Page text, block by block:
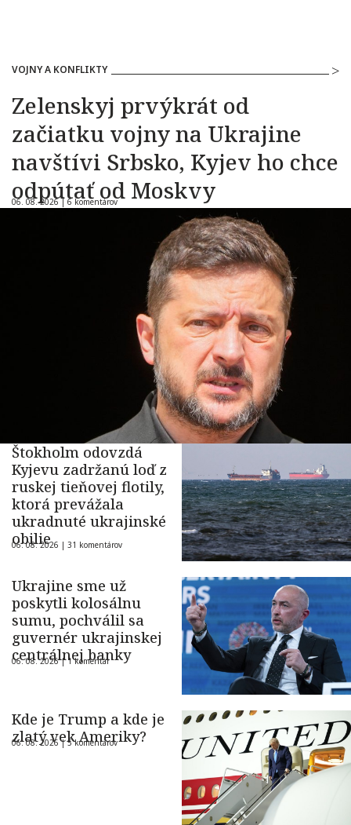
VOJNY A KONFLIKTY
Zelenskyj prvýkrát od
začiatku vojny na Ukrajine
navštívi Srbsko, Kyjev ho chce
odpútať od Moskvy
06. 08. 2026 | 6 komentárov
Štokholm odovzdá
Kyjevu zadržanú loď z
ruskej tieňovej flotily,
ktorá prevážala
ukradnuté ukrajinské
obilie
06. 08. 2026 | 31 komentárov
Ukrajine sme už
poskytli kolosálnu
sumu, pochválil sa
guvernér ukrajinskej
centrálnej banky
06. 08. 2026 |1 komentár
Kde je Trump a kde je
zlatý vek Ameriky?
06. 08. 2026 |5 komentárov